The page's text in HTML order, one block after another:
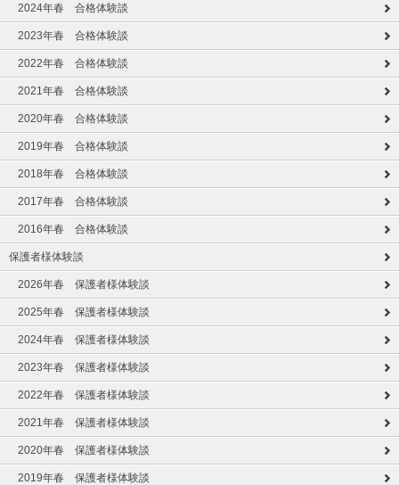
2024年春 合格体験談
2023年春 合格体験談
2022年春 合格体験談
2021年春 合格体験談
2020年春 合格体験談
2019年春 合格体験談
2018年春 合格体験談
2017年春 合格体験談
2016年春 合格体験談
保護者様体験談
2026年春 保護者様体験談
2025年春 保護者様体験談
2024年春 保護者様体験談
2023年春 保護者様体験談
2022年春 保護者様体験談
2021年春 保護者様体験談
2020年春 保護者様体験談
2019年春 保護者様体験談